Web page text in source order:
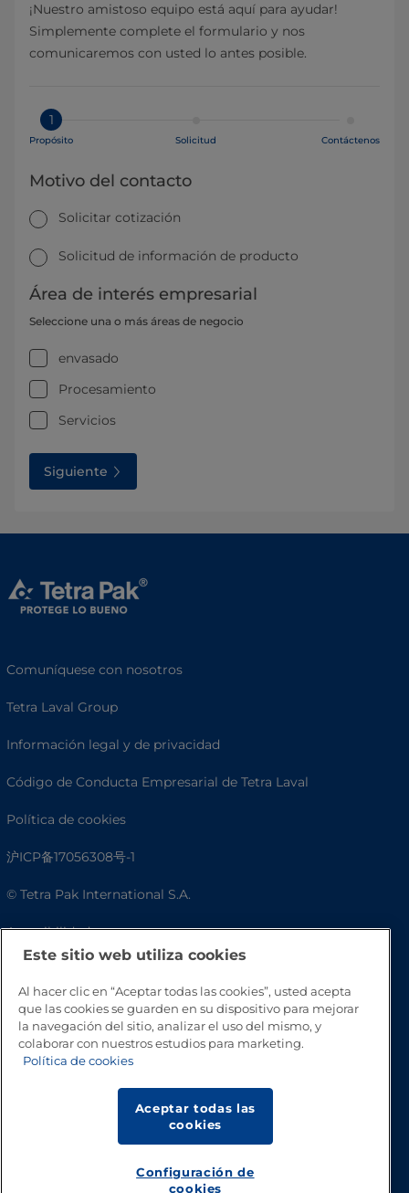
¡Nuestro amistoso equipo está aquí para ayudar!
Simplemente complete el formulario y nos
comunicaremos con usted lo antes posible.
1
Propósito Solicitud Contáctenos
Motivo del contacto
Solicitar cotización
Solicitud de información de producto
Área de interés empresarial
Seleccione una o más áreas de negocio
envasado
Procesamiento
Servicios
Siguiente
Comuníquese con nosotros
Tetra Laval Group
Información legal y de privacidad
Código de Conducta Empresarial de Tetra Laval
Política de cookies
沪ICP备17056308号-1
© Tetra Pak International S.A.
Accesibilidad
Este sitio web utiliza cookies
Al hacer clic en “Aceptar todas las cookies”, usted acepta
que las cookies se guarden en su dispositivo para mejorar
la navegación del sitio, analizar el uso del mismo, y
colaborar con nuestros estudios para marketing.
Política de cookies
Aceptar todas las
cookies
Configuración de
cookies